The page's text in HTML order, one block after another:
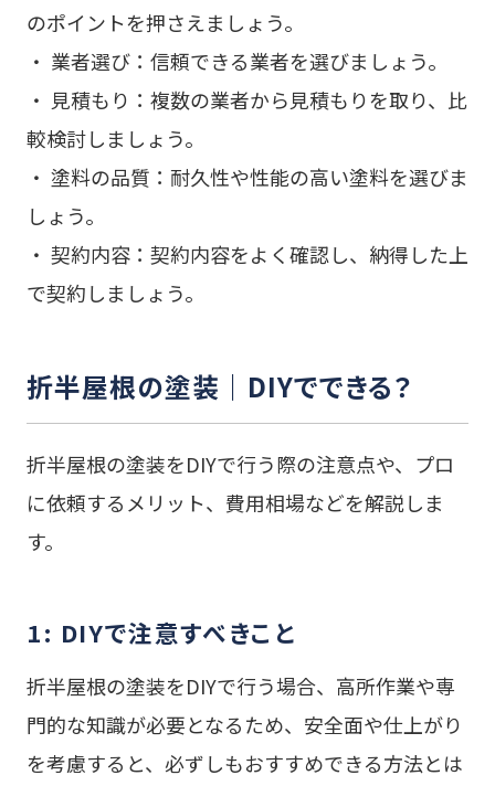
のポイントを押さえましょう。
・ 業者選び：信頼できる業者を選びましょう。
・ 見積もり：複数の業者から見積もりを取り、比
較検討しましょう。
・ 塗料の品質：耐久性や性能の高い塗料を選びま
しょう。
・ 契約内容：契約内容をよく確認し、納得した上
で契約しましょう。
折半屋根の塗装｜DIYでできる？
折半屋根の塗装をDIYで行う際の注意点や、プロ
に依頼するメリット、費用相場などを解説しま
す。
1: DIYで注意すべきこと
折半屋根の塗装をDIYで行う場合、高所作業や専
門的な知識が必要となるため、安全面や仕上がり
を考慮すると、必ずしもおすすめできる方法とは